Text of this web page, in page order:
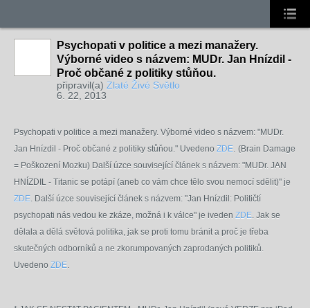
Psychopati v politice a mezi manažery.
Výborné video s názvem: MUDr. Jan Hnízdil -
Proč občané z politiky stůňou.
připravil(a) Zlaté Živé Světlo
6. 22, 2013
Psychopati v politice a mezi manažery. Výborné video s názvem: "MUDr.
Jan Hnízdil - Proč občané z politiky stůňou." Uvedeno ZDE. (Brain Damage
= Poškození Mozku) Další úzce související článek s názvem: "MUDr. JAN
HNÍZDIL - Titanic se potápí (aneb co vám chce tělo svou nemocí sdělit)" je
ZDE. Další úzce související článek s názvem: "Jan Hnízdil: Političtí
psychopati nás vedou ke zkáze, možná i k válce" je iveden ZDE. Jak se
dělala a dělá světová politika, jak se proti tomu bránit a proč je třeba
skutečných odborníků a ne zkorumpovaných zaprodaných politiků.
Uvedeno ZDE.